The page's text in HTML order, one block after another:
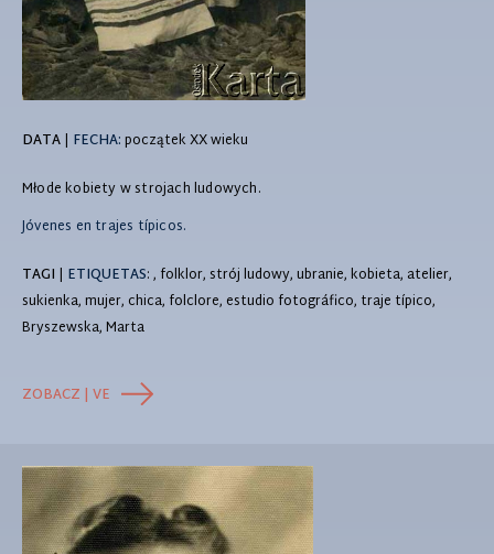
DATA| FECHA:początek XX wieku
Młode kobiety w strojach ludowych.
Jóvenes en trajes típicos.
TAGI | ETIQUETAS: , folklor, strój ludowy, ubranie, kobieta, atelier,
sukienka, mujer, chica, folclore, estudio fotográfico, traje típico,
Bryszewska, Marta
ZOBACZ | VE